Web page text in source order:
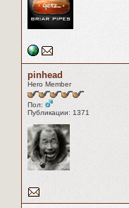
pinhead
Hero Member
Пол:
Публикации: 1371